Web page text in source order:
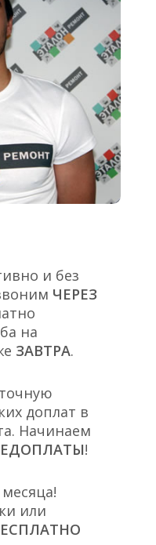
и без
ЧЕРЕЗ
на
ЗАВТРА.
доплат в
Начинаем
!
или